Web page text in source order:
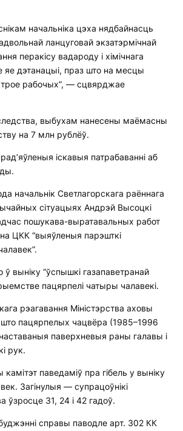
начальніка цэха нядбайнасць
ланцуговай экзатэрмічнай
перакісу вадароду і хімічнага
дэтанацыі, праз што на месцы
трое рабочых”, — сцвярджае
выбухам нанесены маёмасны
на 7 млн рублёў.
іскавыя патрабаванні аб
начальнік Светлагорскага раённага
сітуацыях Андрэй Высоцкі
пошукава-выратавальных работ
ЦКК “выяўленыя парэшткі
выніку “ўспышкі газапаветранай
пацярпелі чатыры чалавекі.
рэагавання Міністэрства аховы
пацярпелых чацвёра (1985–1996
паверхневыя раны галавы і
рук.
паведаміў пра гібель у выніку
Загінулыя — супрацоўнікі
ўзросце 31, 24 і 42 гадоў.
справы паводле арт. 302 КК